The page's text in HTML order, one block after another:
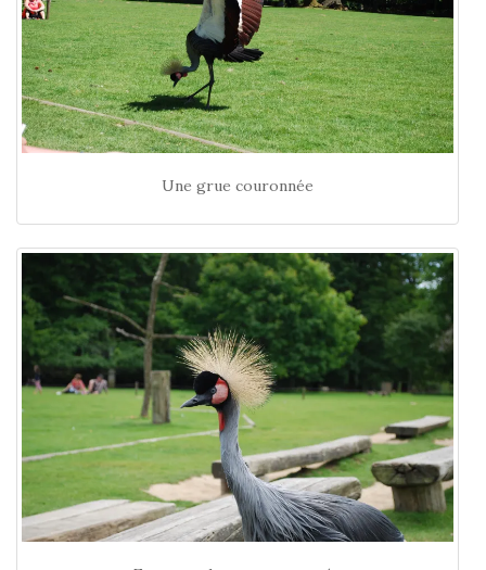
Une grue couronnée